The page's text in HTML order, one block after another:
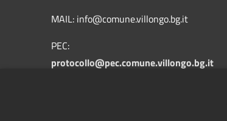
MAIL: info@comune.villongo.bg.it
PEC:
protocollo@pec.comune.villongo.bg.it